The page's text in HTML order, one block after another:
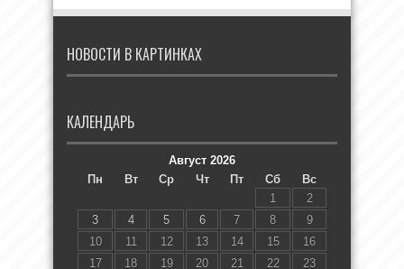
НОВОСТИ В КАРТИНКАХ
КАЛЕНДАРЬ
Август 2026
Пн
Вт Ср Чт Пт Сб
Вс
1
2
3
4 5 6 7 8
9
10
11 12 13 14 15
16
17
18 19 20 21 22 23